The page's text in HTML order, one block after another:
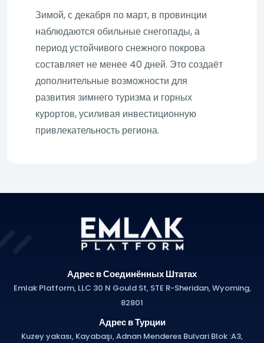
Зимой, с декабря по март, в провинции
наблюдаются обильные снегопады, а
период устойчивого снежного покрова
составляет не менее 40 дней. Это создаёт
дополнительные возможности для
развития зимнего туризма и горных
курортов, усиливая инвестиционную
привлекательность региона.
Адрес в Соединённых Штатах
Emlak Platform, LLC 30 N Gould St, STE R-Sheridan, Wyoming,
82801
Адрес в Турции
Kuzey yakası, Kayabaşı, Adnan Menderes Bulvari Blok :A3,